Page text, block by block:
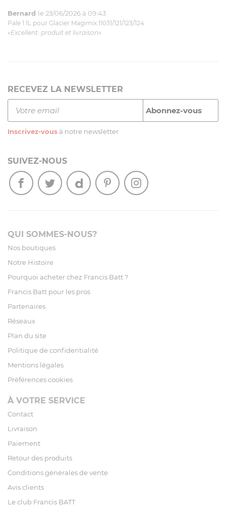
Bernard le 23/06/2026 à 09:43
Pale 1.1L pour Glacier Magimix 11031/121/123/124
«Excellent: produit et livraison»
RECEVEZ LA NEWSLETTER
Inscrivez-vous à notre newsletter
SUIVEZ-NOUS
QUI SOMMES-NOUS?
Nos boutiques
Notre Histoire
Pourquoi acheter chez Francis Batt ?
Francis Batt pour les pros
Partenaires
Réseaux
Plan du site
Politique de confidentialité
Mentions légales
Préférences cookies
À VOTRE SERVICE
Contact
Livraison
Paiement
Retour des produits
Conditions générales de vente
Avis clients
Le club Francis BATT